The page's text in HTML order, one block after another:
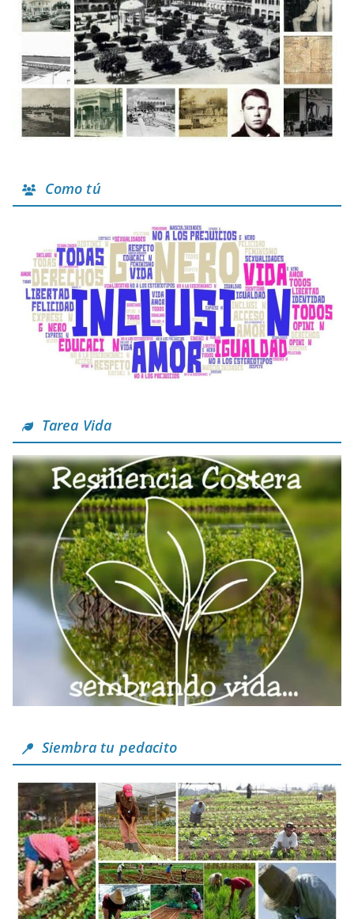
Como tú
Tarea Vida
Siembra tu pedacito